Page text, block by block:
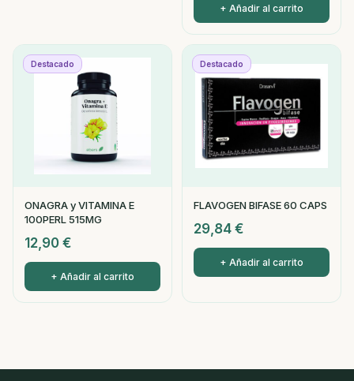
+ Añadir al carrito
Destacado
ONAGRA y VITAMINA E
100PERL 515MG
12,90 €
+ Añadir al carrito
Destacado
FLAVOGEN BIFASE 60 CAPS
29,84 €
+ Añadir al carrito